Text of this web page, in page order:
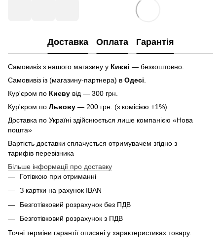
Доставка Оплата Гарантія
Самовивіз з нашого магазину у Києві — безкоштовно.
Самовивіз із (магазину-партнера) в Одесі
Кур'єром по Києву від — 300 грн.
Кур'єром по Львову — 200 грн. (з комісією +1%)
Доставка по Україні здійснюється лише компанією «Нова
пошта»
Вартість доставки сплачується отримувачем згідно з
тарифів перевізника
Більше інформації про доставку
Готівкою при отриманні
З картки на рахунок IBAN
Безготівковий розрахунок без ПДВ
Безготівковий розрахунок з ПДВ
Точні терміни гарантії описані у характеристиках товару.